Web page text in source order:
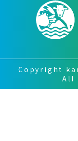
Copyright
All